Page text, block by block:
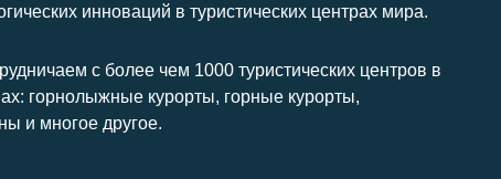
инноваций в туристических центрах мира.
с более чем 1000 туристических центров в
горнолыжные курорты, горные курорты,
и многое другое.